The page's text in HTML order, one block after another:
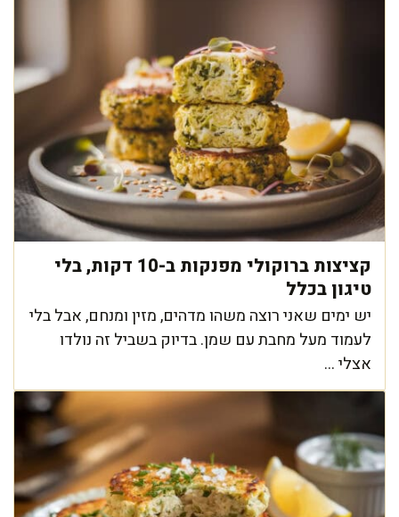
קציצות ברוקולי מפנקות ב-10 דקות, בלי
טיגון בכלל
יש ימים שאני רוצה משהו מדהים, מזין ומנחם, אבל בלי
לעמוד מעל מחבת עם שמן. בדיוק בשביל זה נולדו
אצלי ...